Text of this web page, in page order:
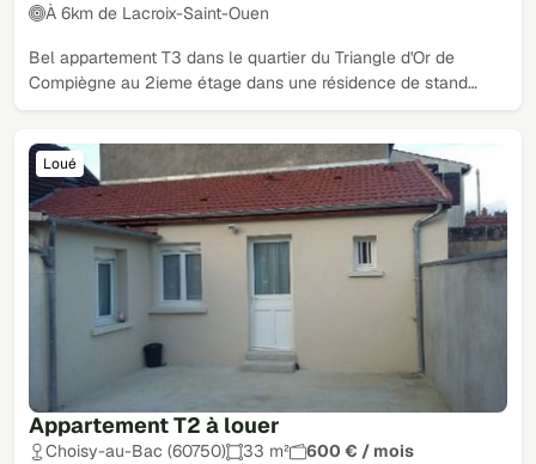
À 6km de Lacroix-Saint-Ouen
Bel appartement T3 dans le quartier du Triangle d'Or de
Compiègne au 2ieme étage dans une résidence de stand…
Appartement T2 à louer
Loué
Choisy-au-Bac (60750) 33 m²
600 € / mois